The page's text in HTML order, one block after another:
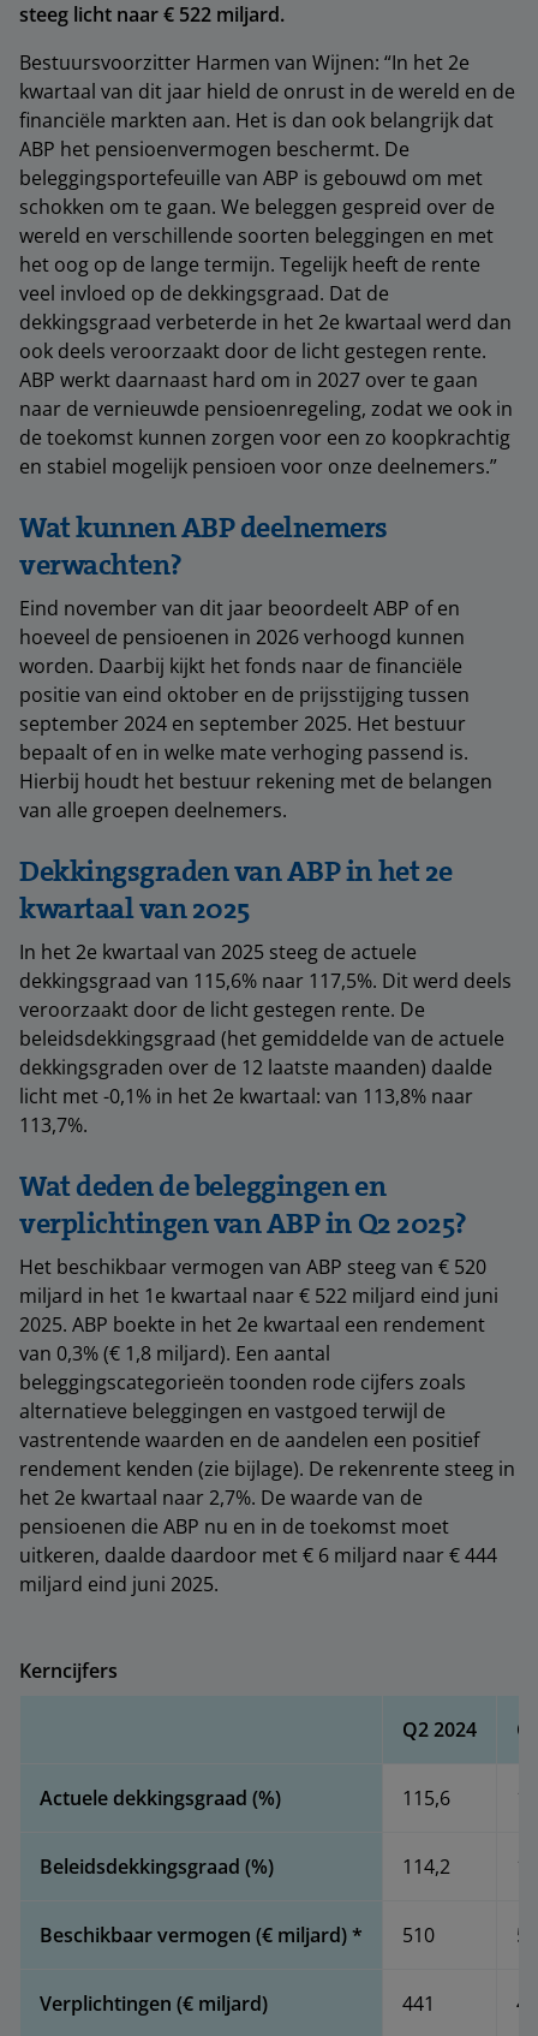
steeg licht naar € 522 miljard.
Bestuursvoorzitter Harmen van Wijnen: “In het 2e
kwartaal van dit jaar hield de onrust in de wereld en de
financiële markten aan. Het is dan ook belangrijk dat
ABP het pensioenvermogen beschermt. De
beleggingsportefeuille van ABP is gebouwd om met
schokken om te gaan. We beleggen gespreid over de
wereld en verschillende soorten beleggingen en met
het oog op de lange termijn. Tegelijk heeft de rente
veel invloed op de dekkingsgraad. Dat de
dekkingsgraad verbeterde in het 2e kwartaal werd dan
ook deels veroorzaakt door de licht gestegen rente.
ABP werkt daarnaast hard om in 2027 over te gaan
naar de vernieuwde pensioenregeling, zodat we ook in
de toekomst kunnen zorgen voor een zo koopkrachtig
en stabiel mogelijk pensioen voor onze deelnemers.”
Wat kunnen ABP deelnemers
verwachten?
Eind november van dit jaar beoordeelt ABP of en
hoeveel de pensioenen in 2026 verhoogd kunnen
worden. Daarbij kijkt het fonds naar de financiële
positie van eind oktober en de prijsstijging tussen
september 2024 en september 2025. Het bestuur
bepaalt of en in welke mate verhoging passend is.
Hierbij houdt het bestuur rekening met de belangen
van alle groepen deelnemers.
Dekkingsgraden van ABP in het 2e
kwartaal van 2025
In het 2e kwartaal van 2025 steeg de actuele
dekkingsgraad van 115,6% naar 117,5%. Dit werd deels
veroorzaakt door de licht gestegen rente. De
beleidsdekkingsgraad (het gemiddelde van de actuele
dekkingsgraden over de 12 laatste maanden) daalde
licht met -0,1% in het 2e kwartaal: van 113,8% naar
113,7%.
Wat deden de beleggingen en
verplichtingen van ABP in Q2 2025?
Het beschikbaar vermogen van ABP steeg van € 520
miljard in het 1e kwartaal naar € 522 miljard eind juni
2025. ABP boekte in het 2e kwartaal een rendement
van 0,3% (€ 1,8 miljard). Een aantal
beleggingscategorieën toonden rode cijfers zoals
alternatieve beleggingen en vastgoed terwijl de
vastrentende waarden en de aandelen een positief
rendement kenden (zie bijlage). De rekenrente steeg in
het 2e kwartaal naar 2,7%. De waarde van de
pensioenen die ABP nu en in de toekomst moet
uitkeren, daalde daardoor met € 6 miljard naar € 444
miljard eind juni 2025.
Kerncijfers
Q2 2024
Actuele dekkingsgraad (%) 115,6
Beleidsdekkingsgraad (%) 114,2
Beschikbaar vermogen (€ miljard) * 510
Verplichtingen (€ miljard) 441